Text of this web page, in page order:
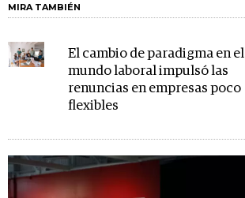
MIRA TAMBIÉN
El cambio de paradigma en el
mundo laboral impulsó las
renuncias en empresas poco
flexibles